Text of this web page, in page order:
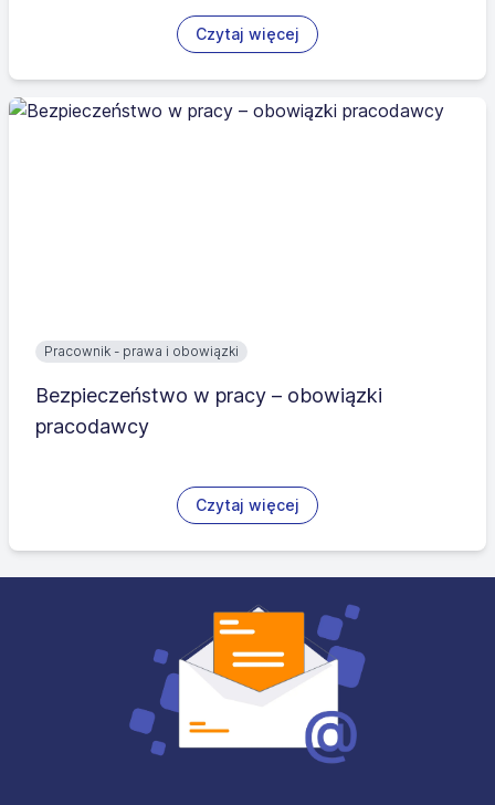
Czytaj więcej
Pracownik - prawa i obowiązki
Bezpieczeństwo w pracy – obowiązki
pracodawcy
Czytaj więcej